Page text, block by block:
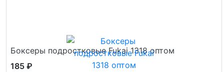
Боксеры подростковые Fukai 1318 оптом
185 ₽